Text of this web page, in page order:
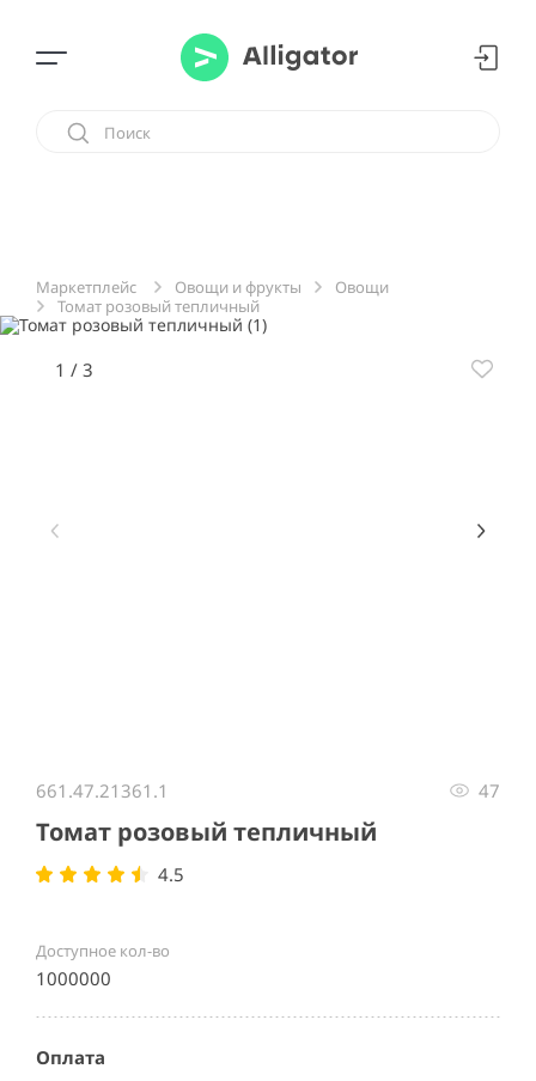
Маркетплейс Овощи и фрукты
Овощи
Томат розовый тепличный
1 / 3
661.47.21361.1 47
Томат розовый тепличный
4.5
Доступное кол-во
1000000
Оплата